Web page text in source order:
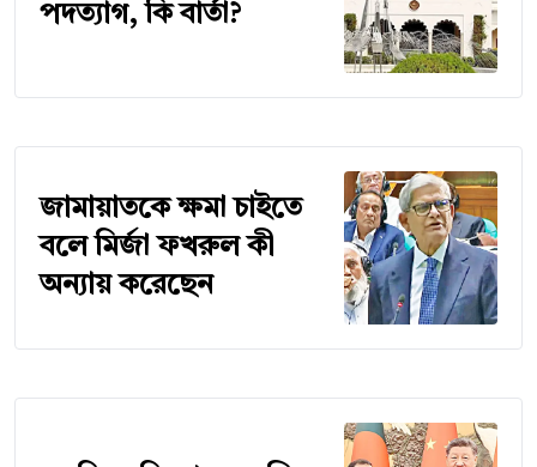
পদত্যাগ, কি বার্তা?
জামায়াতকে ক্ষমা চাইতে
বলে মির্জা ফখরুল কী
অন্যায় করেছেন